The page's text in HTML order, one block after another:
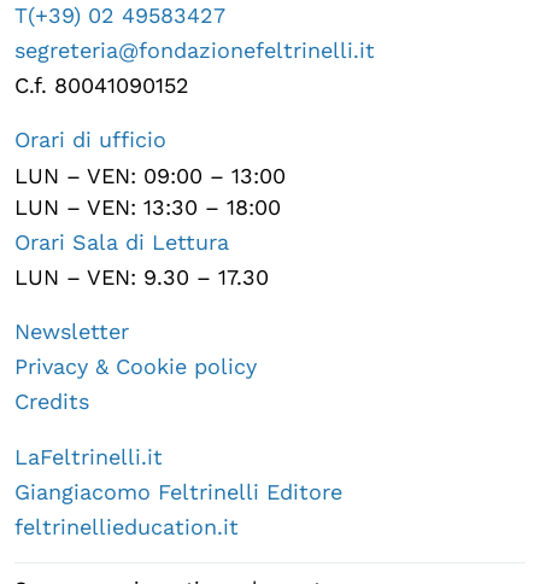
T(+39) 02 49583427
segreteria@fondazionefeltrinelli.it
C.f. 80041090152
Orari di ufficio
LUN – VEN: 09:00 – 13:00
LUN – VEN: 13:30 – 18:00
Orari Sala di Lettura
LUN – VEN: 9.30 – 17.30
Newsletter
Privacy & Cookie policy
Credits
LaFeltrinelli.it
Giangiacomo Feltrinelli Editore
feltrinellieducation.it